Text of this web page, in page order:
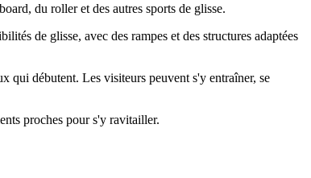
du roller et des autres sports de glisse.
de glisse, avec des rampes et des structures adaptées
qui débutent. Les visiteurs peuvent s'y entraîner, se
proches pour s'y ravitailler.